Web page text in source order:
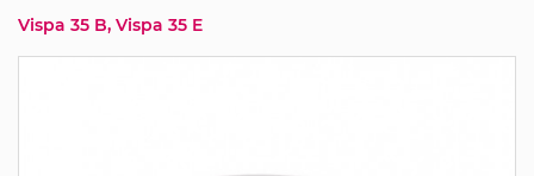
Vispa 35 B, Vispa 35 E